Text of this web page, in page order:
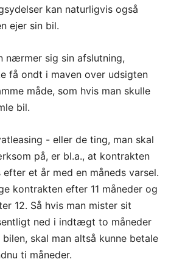
kan naturligvis også
ejer sin bil.
nærmer sig sin afslutning,
få ondt i maven over udsigten
måde, som hvis man skulle
bil.
- eller de ting, man skal
på, er bl.a., at kontrakten
et år med en måneds varsel.
kontrakten efter 11 måneder og
12. Så hvis man mister sit
ned i indtægt to måneder
skal man altså kunne betale
ti måneder.